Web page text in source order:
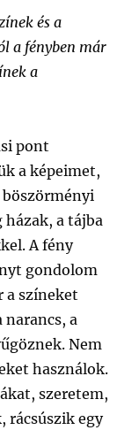
és a
a fényben már
a
pont
a képeimet,
házak, a tájba
A fény
gondolom
a színeket
narancs, a
Nem
használok.
szeretem,
rácsúszik egy